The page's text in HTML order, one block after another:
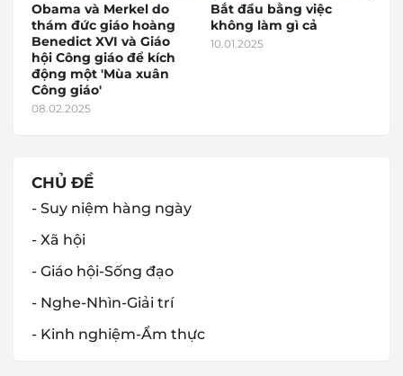
Obama và Merkel do
thám đức giáo hoàng
Benedict XVI và Giáo
hội Công giáo để kích
động một 'Mùa xuân
Công giáo'
08.02.2025
Bắt đầu bằng việc
không làm gì cả
10.01.2025
CHỦ ĐỀ
- Suy niệm hàng ngày
- Xã hội
- Giáo hội-Sống đạo
- Nghe-Nhìn-Giải trí
- Kinh nghiệm-Ẩm thực